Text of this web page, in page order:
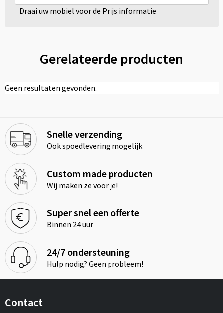
Draai uw mobiel voor de Prijs informatie
Gerelateerde producten
Geen resultaten gevonden.
Snelle verzending
Ook spoedlevering mogelijk
Custom made producten
Wij maken ze voor je!
Super snel een offerte
Binnen 24 uur
24/7 ondersteuning
Hulp nodig? Geen probleem!
Contact